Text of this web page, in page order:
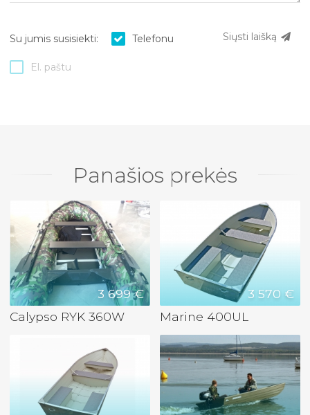
Siųsti laišką
Su jumis susisiekti: Telefonu
El. paštu
Panašios prekės
3 699 €
Calypso RYK 360W
3 570 €
Marine 400UL